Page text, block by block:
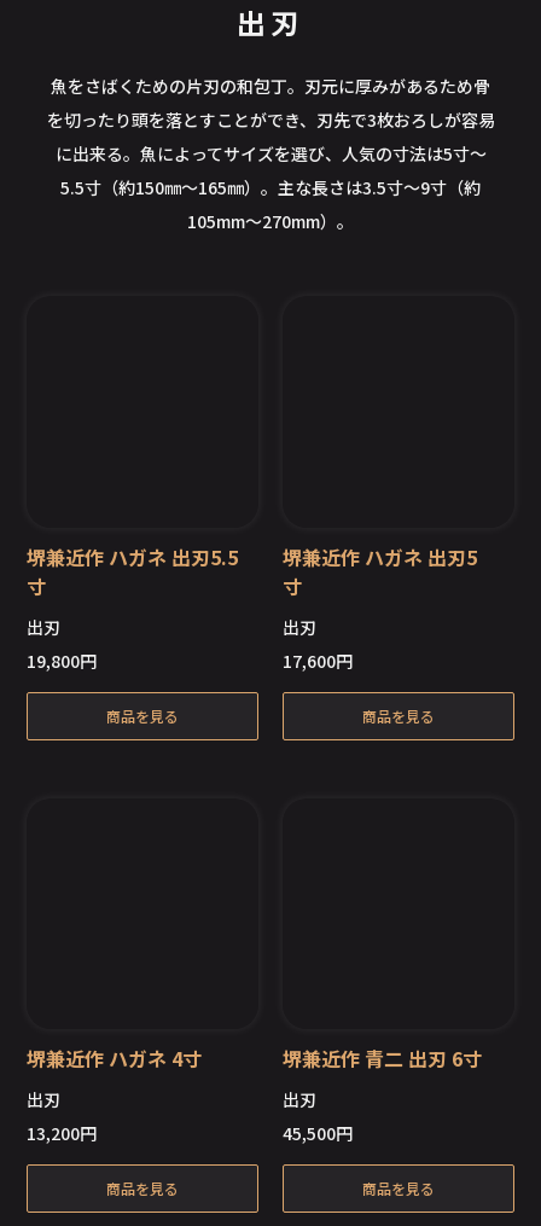
出刃
魚をさばくための片刃の和包丁。刃元に厚みがあるため骨
を切ったり頭を落とすことができ、刃先で3枚おろしが容易
に出来る。魚によってサイズを選び、人気の寸法は5寸～
5.5寸（約150㎜～165㎜）。主な長さは3.5寸～9寸（約
105mm～270mm）。
堺兼近作 ハガネ 出刃5.5
寸
出刃
19,800円
商品を見る
堺兼近作 ハガネ 出刃5
寸
出刃
17,600円
商品を見る
堺兼近作 ハガネ 4寸
出刃
13,200円
商品を見る
在庫切れ
堺兼近作 青二 出刃 6寸
出刃
45,500円
商品を見る